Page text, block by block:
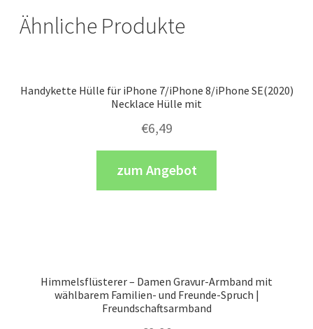
Ähnliche Produkte
Handykette Hülle für iPhone 7/iPhone 8/iPhone SE(2020)
Necklace Hülle mit
€6,49
zum Angebot
Himmelsflüsterer – Damen Gravur-Armband mit
wählbarem Familien- und Freunde-Spruch |
Freundschaftsarmband